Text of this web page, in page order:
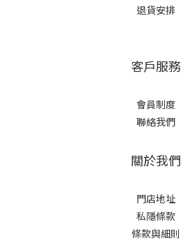
退貨安排
客戶服務
會員制度
聯絡我們
關於我們
門店地址
私隱條款
條款與細則